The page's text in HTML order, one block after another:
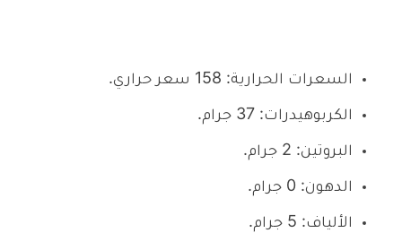
السعرات الحرارية: 158 سعر حراري.
الكربوهيدرات: 37 جرام.
البروتين: 2 جرام.
الدهون: 0 جرام.
الألياف: 5 جرام.